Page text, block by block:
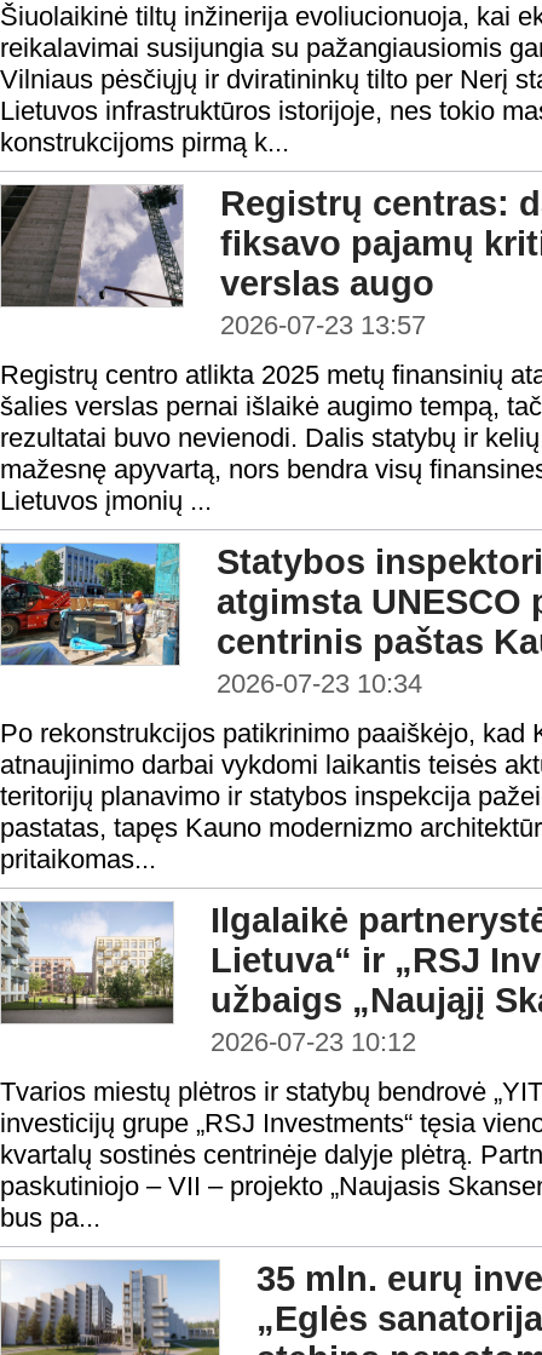
Šiuolaikinė tiltų inžinerija evoliucionuoja, kai
reikalavimai susijungia su pažangiausiomis
Vilniaus pėsčiųjų ir dviratininkų tilto per Nerį
Lietuvos infrastruktūros istorijoje, nes tokio
konstrukcijoms pirmą k...
Registrų centras:
fiksavo pajamų
verslas augo
2026-07-23 13:57
Registrų centro atlikta 2025 metų finansinių
šalies verslas pernai išlaikė augimo tempą,
rezultatai buvo nevienodi. Dalis statybų ir
mažesnę apyvartą, nors bendra visų
Lietuvos įmonių ...
Statybos
atgimsta UNESCO
centrinis paštas
2026-07-23 10:34
Po rekonstrukcijos patikrinimo paaiškėjo, kad
atnaujinimo darbai vykdomi laikantis teisės
teritorijų planavimo ir statybos inspekcija
pastatas, tapęs Kauno modernizmo
pritaikomas...
Ilgalaikė
Lietuva“ ir „RSJ
užbaigs „Naująjį
2026-07-23 10:12
Tvarios miestų plėtros ir statybų bendrovė
investicijų grupe „RSJ Investments“ tęsia
kvartalų sostinės centrinėje dalyje plėtrą.
paskutiniojo – VII – projekto „Naujasis
bus pa...
35 mln. eurų
„Eglės